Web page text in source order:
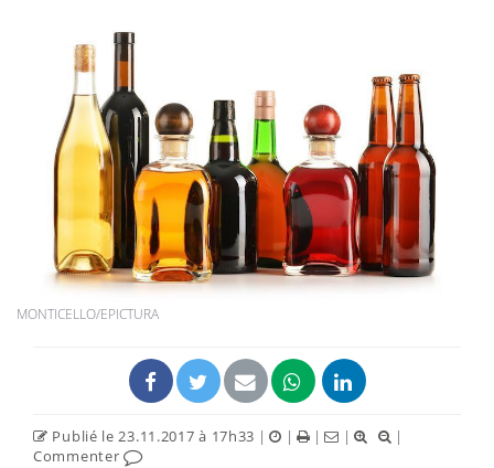
MONTICELLO/EPICTURA
Publié le 23.11.2017 à 17h33 | | | |
|
Commenter